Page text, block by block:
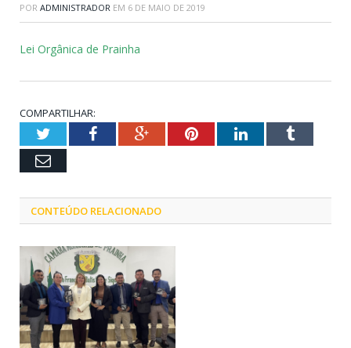
POR ADMINISTRADOR EM 6 DE MAIO DE 2019
Lei Orgânica de Prainha
COMPARTILHAR:
TwitterFacebookGoogle+PinterestLinkedInTumblr
Email
CONTEÚDO RELACIONADO